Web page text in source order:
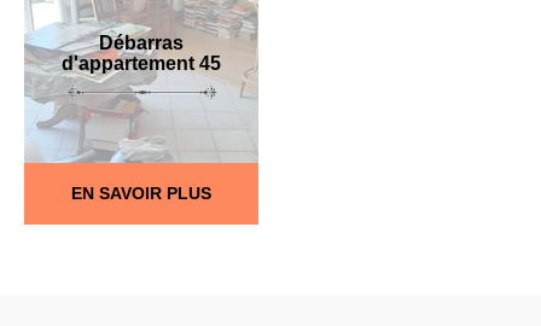
Débarras
d'appartement 45
EN SAVOIR PLUS